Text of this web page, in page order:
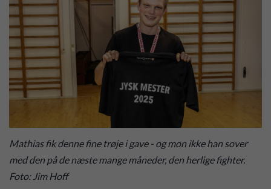
Mathias fik denne fine trøje i gave - og mon ikke han sover
med den på de næste mange måneder, den herlige fighter.
Foto: Jim Hoff